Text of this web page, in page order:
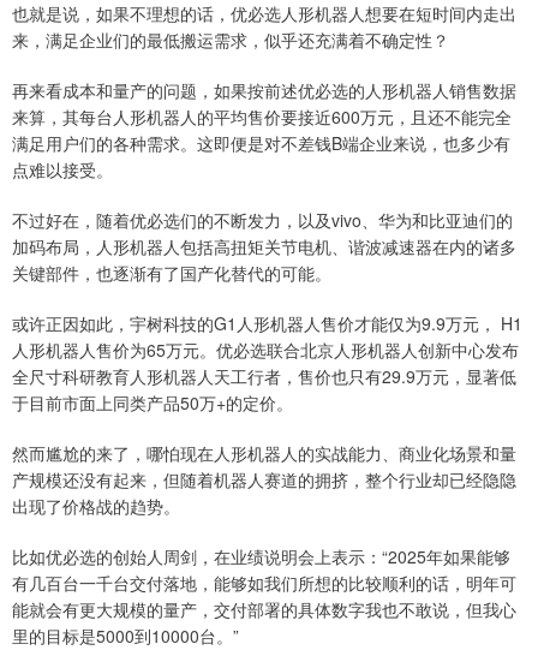
也就是说，如果不理想的话，优必选人形机器人想要在短时间内走出
来，满足企业们的最低搬运需求，似乎还充满着不确定性？
再来看成本和量产的问题，如果按前述优必选的人形机器人销售数据
来算，其每台人形机器人的平均售价要接近600万元，且还不能完全
满足用户们的各种需求。这即便是对不差钱B端企业来说，也多少有
点难以接受。
不过好在，随着优必选们的不断发力，以及vivo、华为和比亚迪们的
加码布局，人形机器人包括高扭矩关节电机、谐波减速器在内的诸多
关键部件，也逐渐有了国产化替代的可能。
或许正因如此，宇树科技的G1人形机器人售价才能仅为9.9万元， H1
人形机器人售价为65万元。优必选联合北京人形机器人创新中心发布
全尺寸科研教育人形机器人天工行者，售价也只有29.9万元，显著低
于目前市面上同类产品50万+的定价。
然而尴尬的来了，哪怕现在人形机器人的实战能力、商业化场景和量
产规模还没有起来，但随着机器人赛道的拥挤，整个行业却已经隐隐
出现了价格战的趋势。
比如优必选的创始人周剑，在业绩说明会上表示：“2025年如果能够
有几百台一千台交付落地，能够如我们所想的比较顺利的话，明年可
能就会有更大规模的量产，交付部署的具体数字我也不敢说，但我心
里的目标是5000到10000台。”